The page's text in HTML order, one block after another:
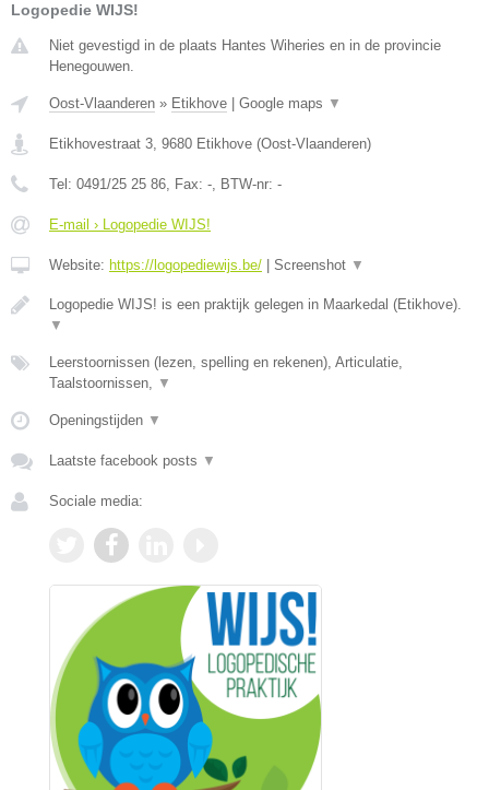
Logopedie WIJS!
Niet gevestigd in de plaats Hantes Wiheries en in de provincie
Henegouwen.
Oost-Vlaanderen » Etikhove Google maps ▼
Etikhovestraat 3, 9680 Etikhove (Oost-Vlaanderen)
Tel: 0491/25 25 86, Fax: -, BTW-nr: -
E-mail › Logopedie WIJS!
Website: https://logopediewijs.be/ Screenshot ▼
Logopedie WIJS! is een praktijk gelegen in Maarkedal (Etikhove).
▼
Leerstoornissen (lezen, spelling en rekenen), Articulatie,
Taalstoornissen, ▼
Openingstijden ▼
Laatste facebook posts ▼
Sociale media: